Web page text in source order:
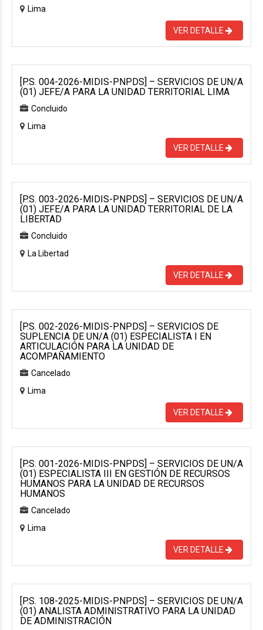
Lima
VER DETALLE
[P.S. 004-2026-MIDIS-PNPDS] – SERVICIOS DE UN/A
(01) JEFE/A PARA LA UNIDAD TERRITORIAL LIMA
Concluido
Lima
VER DETALLE
[P.S. 003-2026-MIDIS-PNPDS] – SERVICIOS DE UN/A
(01) JEFE/A PARA LA UNIDAD TERRITORIAL DE LA
LIBERTAD
Concluido
La Libertad
VER DETALLE
[P.S. 002-2026-MIDIS-PNPDS] – SERVICIOS DE
SUPLENCIA DE UN/A (01) ESPECIALISTA I EN
ARTICULACIÓN PARA LA UNIDAD DE
ACOMPAÑAMIENTO
Cancelado
Lima
VER DETALLE
[P.S. 001-2026-MIDIS-PNPDS] – SERVICIOS DE UN/A
(01) ESPECIALISTA III EN GESTIÓN DE RECURSOS
HUMANOS PARA LA UNIDAD DE RECURSOS
HUMANOS
Cancelado
Lima
VER DETALLE
[P.S. 108-2025-MIDIS-PNPDS] – SERVICIOS DE UN/A
(01) ANALISTA ADMINISTRATIVO PARA LA UNIDAD
DE ADMINISTRACIÓN